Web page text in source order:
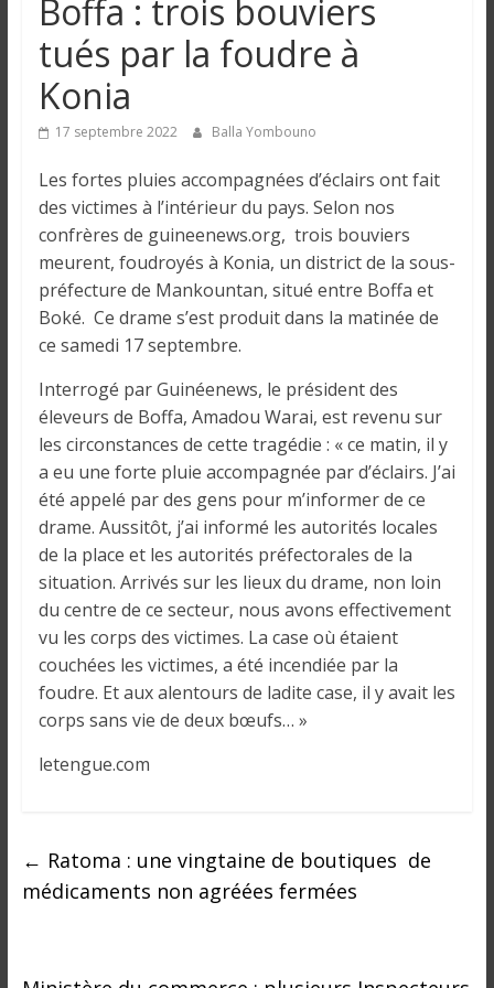
n
g
u
e
r
l
Boffa : trois bouviers
tués par la foudre à
Konia
17 septembre 2022 Balla Yombouno
Les fortes pluies accompagnées d’éclairs ont fait
des victimes à l’intérieur du pays. Selon nos
confrères de guineenews.org, trois bouviers
meurent, foudroyés à Konia, un district de la sous-
préfecture de Mankountan, situé entre Boffa et
Boké. Ce drame s’est produit dans la matinée de
ce samedi 17 septembre.
Interrogé par Guinéenews, le président des
éleveurs de Boffa, Amadou Warai, est revenu sur
les circonstances de cette tragédie : « ce matin, il y
a eu une forte pluie accompagnée par d’éclairs. J’ai
été appelé par des gens pour m’informer de ce
drame. Aussitôt, j’ai informé les autorités locales
de la place et les autorités préfectorales de la
situation. Arrivés sur les lieux du drame, non loin
du centre de ce secteur, nous avons effectivement
vu les corps des victimes. La case où étaient
couchées les victimes, a été incendiée par la
foudre. Et aux alentours de ladite case, il y avait les
corps sans vie de deux bœufs… »
letengue.com
← Ratoma : une vingtaine de boutiques de
médicaments non agréées fermées